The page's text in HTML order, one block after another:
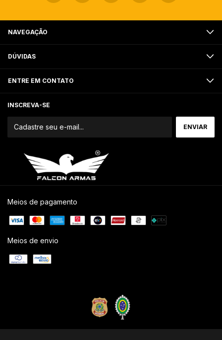
NAVEGAÇÃO
DÚVIDAS
ENTRE EM CONTATO
INSCREVA-SE
Meios de pagamento
Meios de envio